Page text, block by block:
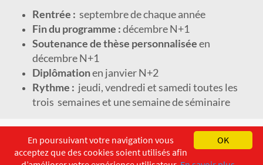
Rentrée : septembre de chaque année
Fin du programme :décembre N+1
Soutenance de thèse personnaliséeen
décembre N+1
Diplômationen janvier N+2
Rythme : jeudi, vendredi et samedi toutes les
trois semaines et une semaine de séminaire
English Français
Copyright ©ISEC-AdW Impressum
OK
En poursuivant votre navigation vous
acceptez que des cookies soient utilisés afin